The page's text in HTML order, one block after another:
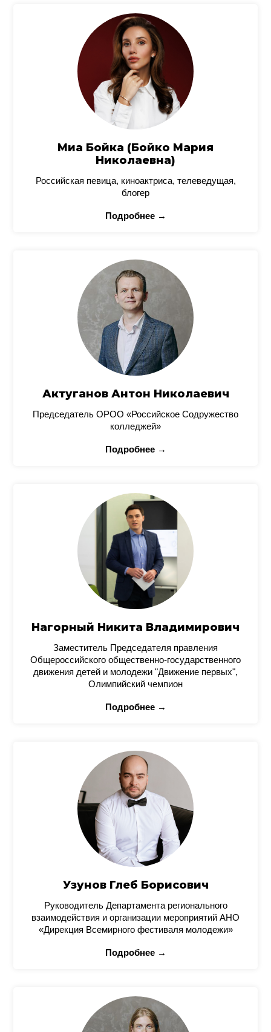
Миа Бойка (Бойко Мария
Николаевна)
Российская певица, киноактриса, телеведущая,
блогер
Подробнее →
Актуганов Антон Николаевич
Председатель ОРОО «Российское Содружество
колледжей»
Подробнее →
Нагорный Никита Владимирович
Заместитель Председателя правления
Общероссийского общественно-государственного
движения детей и молодежи "Движение первых",
Олимпийский чемпион
Подробнее →
Узунов Глеб Борисович
Руководитель Департамента регионального
взаимодействия и организации мероприятий АНО
«Дирекция Всемирного фестиваля молодежи»
Подробнее →